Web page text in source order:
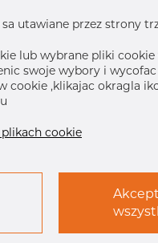
utawiane przez strony
lub wybrane pliki
swoje wybory i
cookie ,klikajac okragla
cookie